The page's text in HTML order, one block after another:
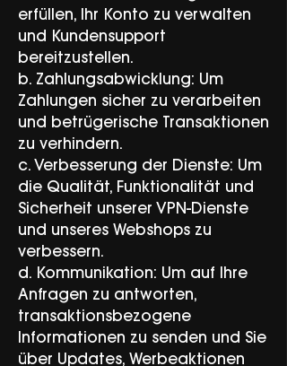
erfüllen, Ihr Konto zu verwalten
und Kundensupport
bereitzustellen.
b. Zahlungsabwicklung: Um
Zahlungen sicher zu verarbeiten
und betrügerische Transaktionen
zu verhindern.
c. Verbesserung der Dienste: Um
die Qualität, Funktionalität und
Sicherheit unserer VPN-Dienste
und unseres Webshops zu
verbessern.
d. Kommunikation: Um auf Ihre
Anfragen zu antworten,
transaktionsbezogene
Informationen zu senden und Sie
über Updates, Werbeaktionen